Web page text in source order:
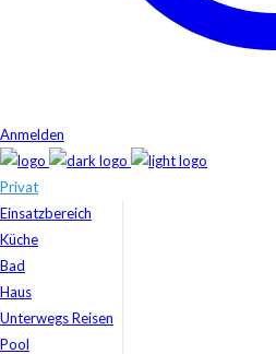
Anmelden
Privat
Einsatzbereich
Küche
Bad
Haus
Unterwegs Reisen
Pool